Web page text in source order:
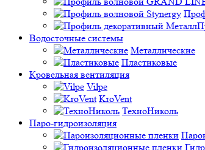
Водосточные системы
Металлические
Пластиковые
Кровельная вентиляция
Vilpe
KroVent
ТехноНиколь
Паро-гидроизоляция